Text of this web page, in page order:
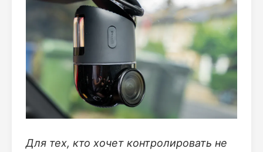
Для тех, кто хочет контролировать не